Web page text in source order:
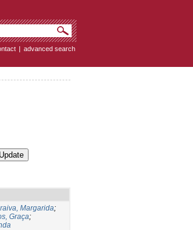
| advanced search
Margarida;
Graça;